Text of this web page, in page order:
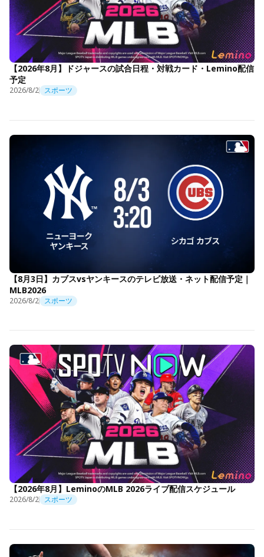
【2026年8月】ドジャースの試合日程・対戦カード・Lemino配信
予定
2026/8/2 スポーツ
【8月3日】カブスvsヤンキースのテレビ放送・ネット配信予定｜
MLB2026
2026/8/2 スポーツ
【2026年8月】LeminoのMLB 2026ライブ配信スケジュール
2026/8/2 スポーツ